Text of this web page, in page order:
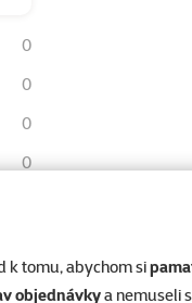
k tomu, abychom si
objednávkya nemuseli
0
0
0
0